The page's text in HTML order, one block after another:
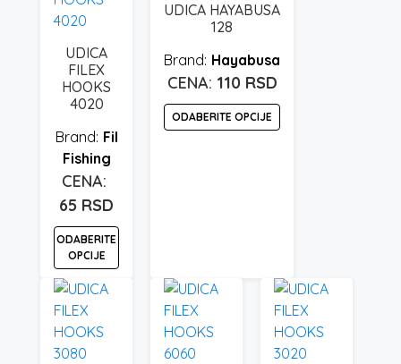
izabrane
stranici
proizvoda.
više
Opcije
mogu
biti
izabrane
UDICA
FILEX
HOOKS
4020
Fil
Fishing
65 RSD
ODABERITE
OPCIJE
Ovaj
proizvod
ima
više
UDICA HAYABUSA
128
Hayabusa
110 RSD
ODABERITE OPCIJE
mogu
biti
izabrane
na